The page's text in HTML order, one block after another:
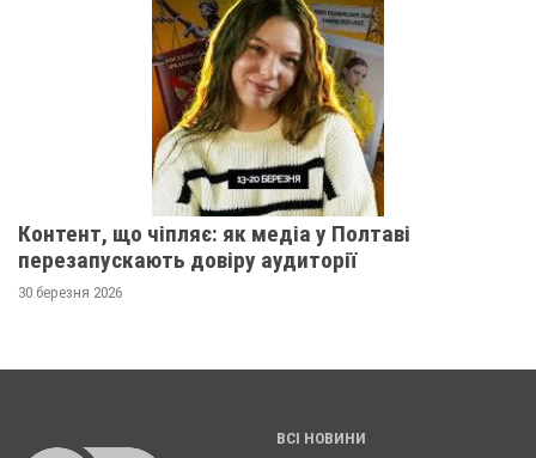
Контент, що чіпляє: як медіа у Полтаві
перезапускають довіру аудиторії
30 березня 2026
ВСІ НОВИНИ